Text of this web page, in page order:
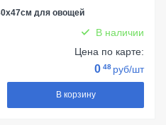
для овощей
В наличии
Цена по карте:
0 48 руб/шт
В корзину